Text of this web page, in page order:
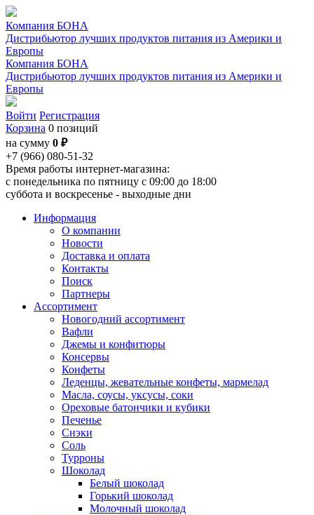
Компания БОНА
Дистрибьютор лучших продуктов питания из Америки и
Европы
Компания БОНА
Дистрибьютор лучших продуктов питания из Америки и
Европы
Войти Регистрация
Корзина 0 позиций
на сумму 0 ₽
+7 (966) 080-51-32
Время работы интернет-магазина:
с понедельника по пятницу с 09:00 до 18:00
суббота и воскресенье - выходные дни
Информация
О компании
Новости
Доставка и оплата
Контакты
Поиск
Партнеры
Ассортимент
Новогодний ассортимент
Вафли
Джемы и конфитюры
Консервы
Конфеты
Леденцы, жевательные конфеты, мармелад
Масла, соусы, уксусы, соки
Ореховые батончики и кубики
Печенье
Снэки
Соль
Турроны
Шоколад
Белый шоколад
Горький шоколад
Молочный шоколад